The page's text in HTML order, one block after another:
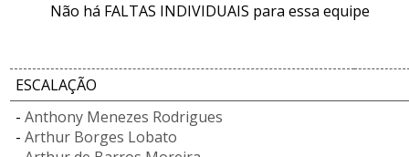
Não há FALTAS INDIVIDUAIS para essa equipe
ESCALAÇÃO
- Anthony Menezes Rodrigues
- Arthur Borges Lobato